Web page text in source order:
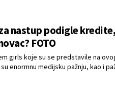
nastup podigle
FOTO
girls koje su se predstavile na
enormnu medijsku pažnju, kao i